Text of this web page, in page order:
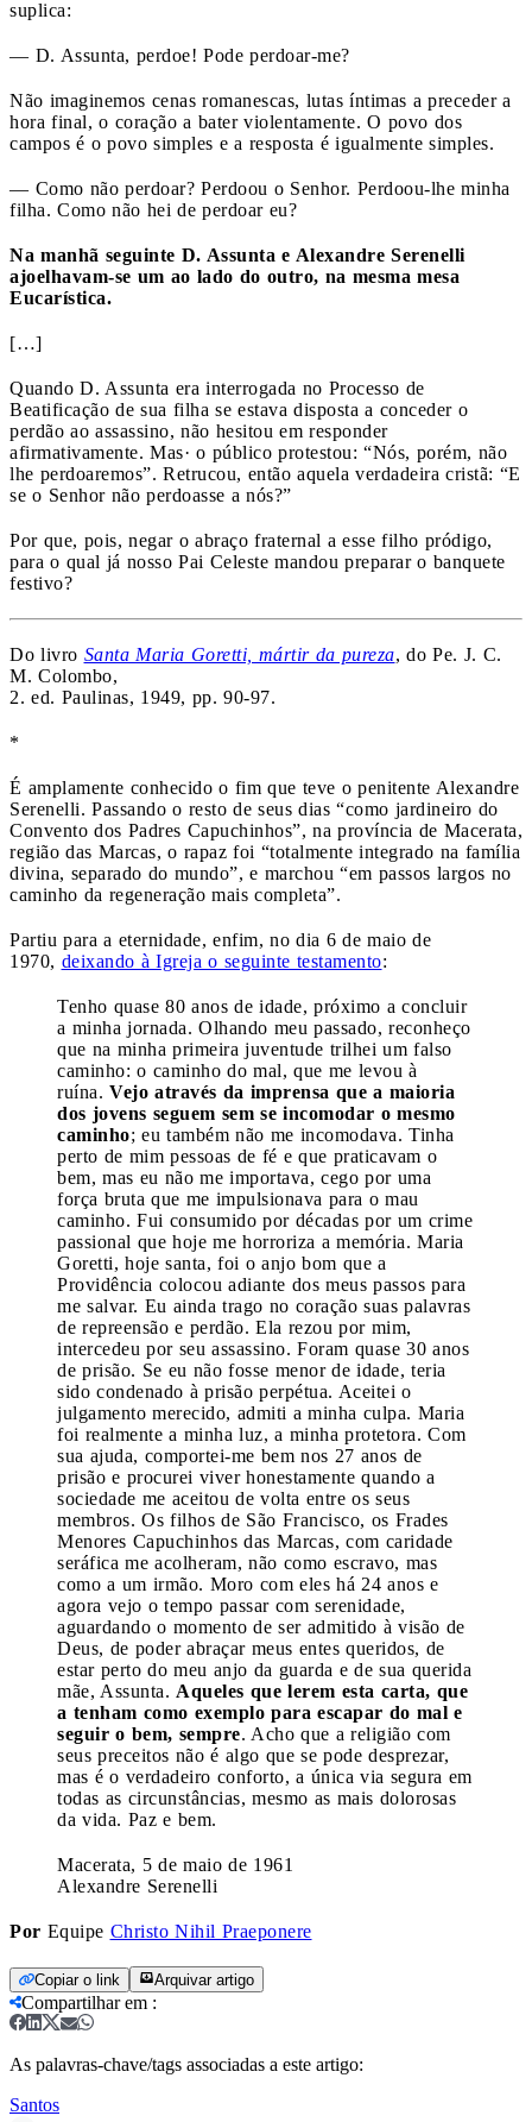
suplica:
— D. Assunta, perdoe! Pode perdoar-me?
Não imaginemos cenas romanescas, lutas íntimas a preceder a
hora final, o coração a bater violentamente. O povo dos
campos é o povo simples e a resposta é igualmente simples.
— Como não perdoar? Perdoou o Senhor. Perdoou-lhe minha
filha. Como não hei de perdoar eu?
Na manhã seguinte D. Assunta e Alexandre Serenelli
ajoelhavam-se um ao lado do outro, na mesma mesa
Eucarística.
[…]
Quando D. Assunta era interrogada no Processo de
Beatificação de sua filha se estava disposta a conceder o
perdão ao assassino, não hesitou em responder
afirmativamente. Mas· o público protestou: “Nós, porém, não
lhe perdoaremos”. Retrucou, então aquela verdadeira cristã: “E
se o Senhor não perdoasse a nós?”
Por que, pois, negar o abraço fraternal a esse filho pródigo,
para o qual já nosso Pai Celeste mandou preparar o banquete
festivo?
Do livro Santa Maria Goretti, mártir da pureza, do Pe. J. C.
M. Colombo,
2. ed. Paulinas, 1949, pp. 90-97.
*
É amplamente conhecido o fim que teve o penitente Alexandre
Serenelli. Passando o resto de seus dias “como jardineiro do
Convento dos Padres Capuchinhos”, na província de Macerata,
região das Marcas, o rapaz foi “totalmente integrado na família
divina, separado do mundo”, e marchou “em passos largos no
caminho da regeneração mais completa”.
Partiu para a eternidade, enfim, no dia 6 de maio de
1970, deixando à Igreja o seguinte testamento:
Tenho quase 80 anos de idade, próximo a concluir
a minha jornada. Olhando meu passado, reconheço
que na minha primeira juventude trilhei um falso
caminho: o caminho do mal, que me levou à
ruína. Vejo através da imprensa que a maioria
dos jovens seguem sem se incomodar o mesmo
caminho; eu também não me incomodava. Tinha
perto de mim pessoas de fé e que praticavam o
bem, mas eu não me importava, cego por uma
força bruta que me impulsionava para o mau
caminho. Fui consumido por décadas por um crime
passional que hoje me horroriza a memória. Maria
Goretti, hoje santa, foi o anjo bom que a
Providência colocou adiante dos meus passos para
me salvar. Eu ainda trago no coração suas palavras
de repreensão e perdão. Ela rezou por mim,
intercedeu por seu assassino. Foram quase 30 anos
de prisão. Se eu não fosse menor de idade, teria
sido condenado à prisão perpétua. Aceitei o
julgamento merecido, admiti a minha culpa. Maria
foi realmente a minha luz, a minha protetora. Com
sua ajuda, comportei-me bem nos 27 anos de
prisão e procurei viver honestamente quando a
sociedade me aceitou de volta entre os seus
membros. Os filhos de São Francisco, os Frades
Menores Capuchinhos das Marcas, com caridade
seráfica me acolheram, não como escravo, mas
como a um irmão. Moro com eles há 24 anos e
agora vejo o tempo passar com serenidade,
aguardando o momento de ser admitido à visão de
Deus, de poder abraçar meus entes queridos, de
estar perto do meu anjo da guarda e de sua querida
mãe, Assunta. Aqueles que lerem esta carta, que
a tenham como exemplo para escapar do mal e
seguir o bem, sempre. Acho que a religião com
seus preceitos não é algo que se pode desprezar,
mas é o verdadeiro conforto, a única via segura em
todas as circunstâncias, mesmo as mais dolorosas
da vida. Paz e bem.
Macerata, 5 de maio de 1961
Alexandre Serenelli
Por Equipe Christo Nihil Praeponere
Copiar o link Arquivar artigo
Compartilhar em :
As palavras-chave/tags associadas a este artigo:
Santos